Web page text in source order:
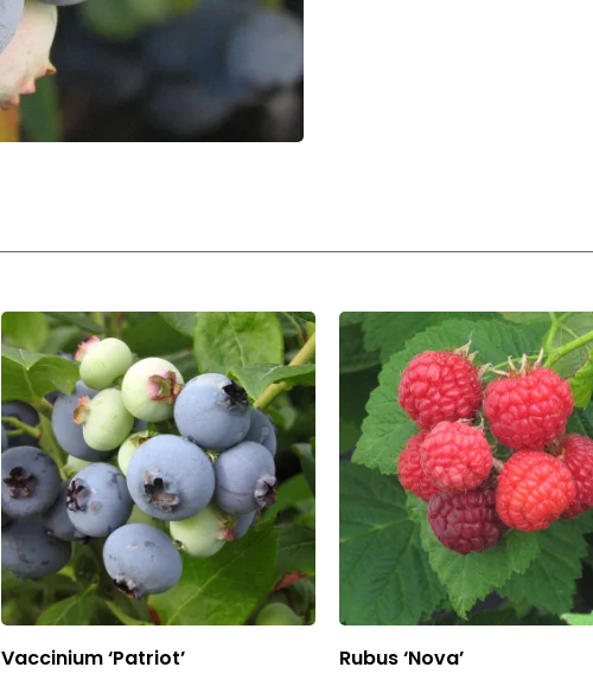
Vaccinium ‘Patriot’ Rubus ‘Nova’